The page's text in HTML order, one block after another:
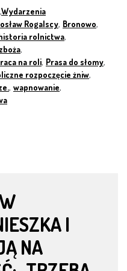
,Wydarzenia
Rogalscy, Bronowo,
rolnictwa,
,
na roli, Prasa do słomy,
rozpoczęcie żniw,
, wapnowanie,
I
NA